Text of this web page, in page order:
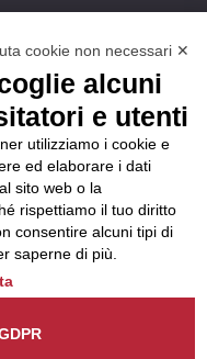
è
.
cookie non necessari ✕
alcuni
e utenti
utilizziamo i cookie e
ed elaborare i dati
sito web o la
rispettiamo il tuo diritto
consentire alcuni tipi di
saperne di più.